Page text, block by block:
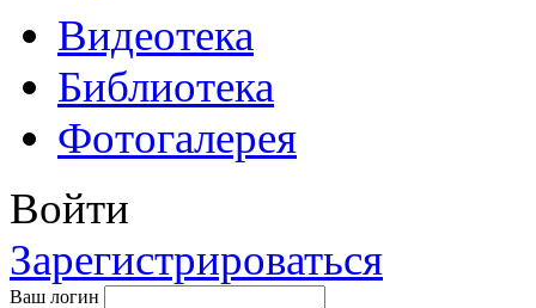
Видеотека
Библиотека
Фотогалерея
Войти
Зарегистрироваться
Ваш логин